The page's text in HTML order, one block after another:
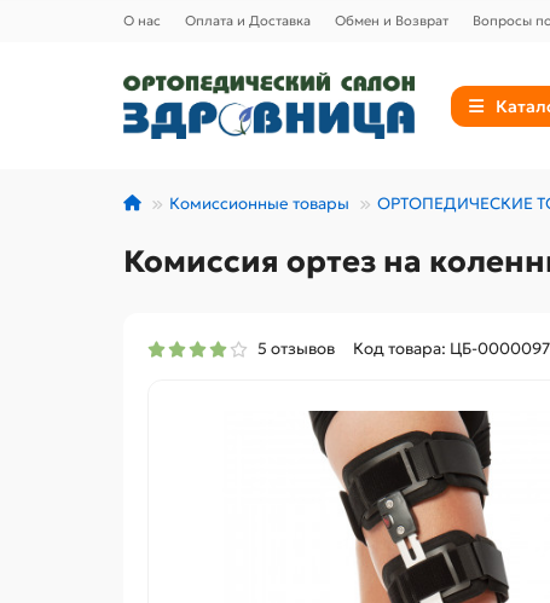
О нас Оплата и Доставка Обмен и Возврат Вопросы
Комиссионные товары ОРТОПЕДИЧЕСКИЕ
Комиссия ортез на
5 отзывов
Код товара: ЦБ-